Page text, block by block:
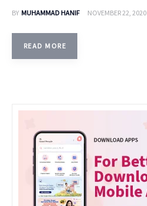
Berita
Layanan
BY MUHAMMAD HANIF NOVEMBER 22, 2020
READ MORE